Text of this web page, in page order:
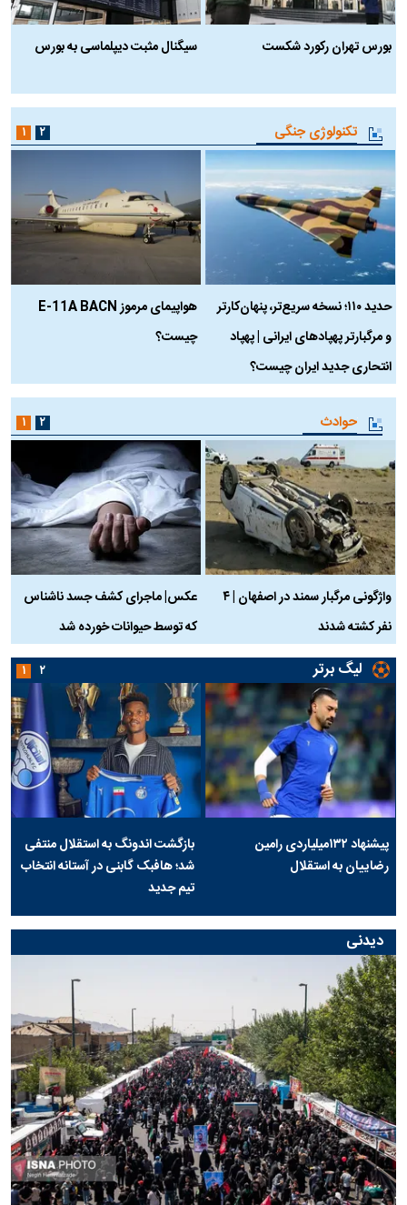
بورس تهران رکورد شکست
سیگنال مثبت دیپلماسی به بورس
تکنولوژی جنگی
حدید ۱۱۰؛ نسخه سریع‌تر، پنهان‌کارتر
و مرگبارتر پهپادهای ایرانی | پهپاد
انتحاری جدید ایران چیست؟
هواپیمای مرموز E-11A BACN
چیست؟
۱ ۲
حوادث
واژگونی مرگبار سمند در اصفهان | ۴
نفر کشته شدند
عکس| ماجرای کشف جسد ناشناس
که توسط حیوانات خورده شد
۱ ۲
لیگ برتر
پیشنهاد ۱۳۲میلیاردی رامین
رضاییان به استقلال
بازگشت اندونگ به استقلال منتفی
شد؛ هافبک گابنی در آستانه انتخاب
تیم جدید
۱ ۲
دیدنی